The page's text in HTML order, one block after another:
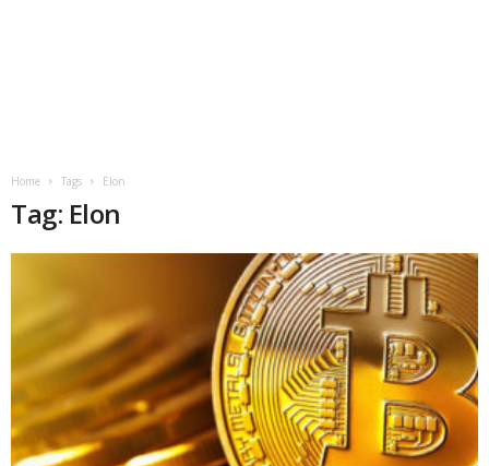
Home Tags Elon
Tag: Elon